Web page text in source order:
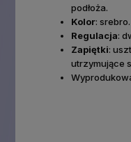
podłoża.
Kolor: srebro.
Regulacja:
Zapiętki:
utrzymujące